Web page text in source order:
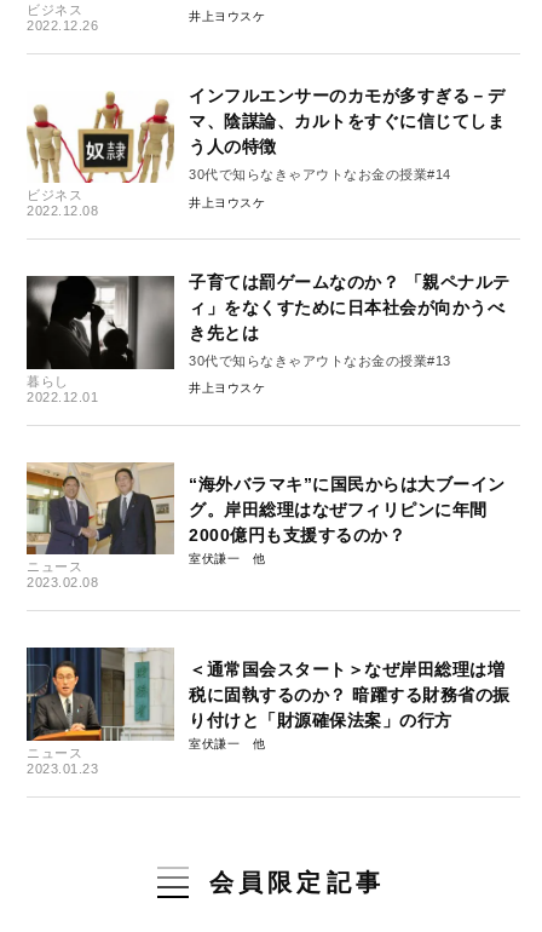
ビジネス
2022.12.26
井上ヨウスケ
ビジネス
2022.12.08
インフルエンサーのカモが多すぎる－デ
マ、陰謀論、カルトをすぐに信じてしま
う人の特徴
30代で知らなきゃアウトなお金の授業#14
井上ヨウスケ
暮らし
2022.12.01
子育ては罰ゲームなのか？ 「親ペナルテ
ィ」をなくすために日本社会が向かうべ
き先とは
30代で知らなきゃアウトなお金の授業#13
井上ヨウスケ
ニュース
2023.02.08
“海外バラマキ”に国民からは大ブーイン
グ。岸田総理はなぜフィリピンに年間
2000億円も支援するのか？
室伏謙一
ニュース
2023.01.23
＜通常国会スタート＞なぜ岸田総理は増
税に固執するのか？ 暗躍する財務省の振
り付けと「財源確保法案」の行方
室伏謙一
会員限定記事